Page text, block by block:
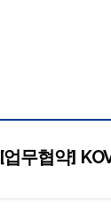
[업무협약]